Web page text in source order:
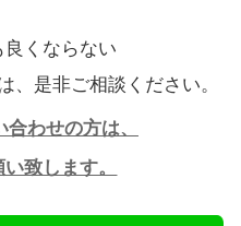
夕方に痛みが増
うなときは、別